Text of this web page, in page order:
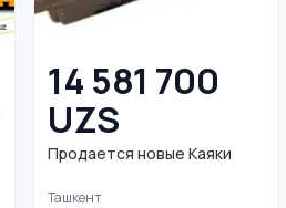
14 581 700
UZS
Продается новые Каяки
Ташкент